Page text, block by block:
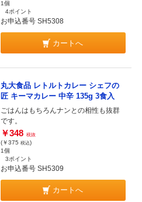
1個
4ポイント
お申込番号 SH5308
カートへ
丸大食品 レトルトカレー シェフの
匠 キーマカレー 中辛 135g 3食入
ごはんはもちろんナンとの相性も抜群
です。
￥348 税抜
(￥375 税込)
1個
3ポイント
お申込番号 SH5309
カートへ